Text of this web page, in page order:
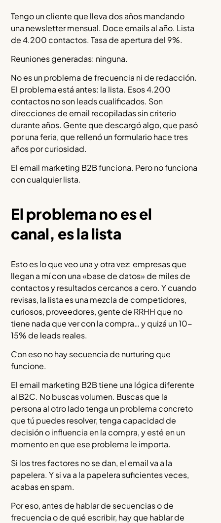
Tengo un cliente que lleva dos años mandando
una newsletter mensual. Doce emails al año. Lista
de 4.200 contactos. Tasa de apertura del 9%.
Reuniones generadas: ninguna.
No es un problema de frecuencia ni de redacción.
El problema está antes: la lista. Esos 4.200
contactos no son leads cualificados. Son
direcciones de email recopiladas sin criterio
durante años. Gente que descargó algo, que pasó
por una feria, que rellenó un formulario hace tres
años por curiosidad.
El email marketing B2B funciona. Pero no funciona
con cualquier lista.
El problema no es el
canal, es la lista
Esto es lo que veo una y otra vez: empresas que
llegan a mí con una «base de datos» de miles de
contactos y resultados cercanos a cero. Y cuando
revisas, la lista es una mezcla de competidores,
curiosos, proveedores, gente de RRHH que no
tiene nada que ver con la compra… y quizá un 10-
15% de leads reales.
Con eso no hay secuencia de nurturing que
funcione.
El email marketing B2B tiene una lógica diferente
al B2C. No buscas volumen. Buscas que la
persona al otro lado tenga un problema concreto
que tú puedes resolver, tenga capacidad de
decisión o influencia en la compra, y esté en un
momento en que ese problema le importa.
Si los tres factores no se dan, el email va a la
papelera. Y si va a la papelera suficientes veces,
acabas en spam.
Por eso, antes de hablar de secuencias o de
frecuencia o de qué escribir, hay que hablar de